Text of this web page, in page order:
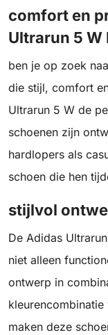
comfort en
Ultrarun 5
ben je op zoek
die stijl, comfort
Ultrarun 5 W de
schoenen zijn
hardlopers als
schoen die hen
stijlvol
De Adidas
niet alleen
ontwerp in
maken deze